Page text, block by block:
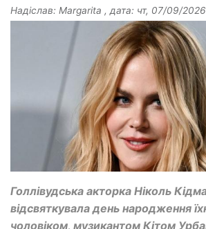
Надіслав: Margarita , дата: чт, 07/09/
Голлівудська акторка Ніколь
відсвяткувала день народження
чоловіком, музикантом Кітом